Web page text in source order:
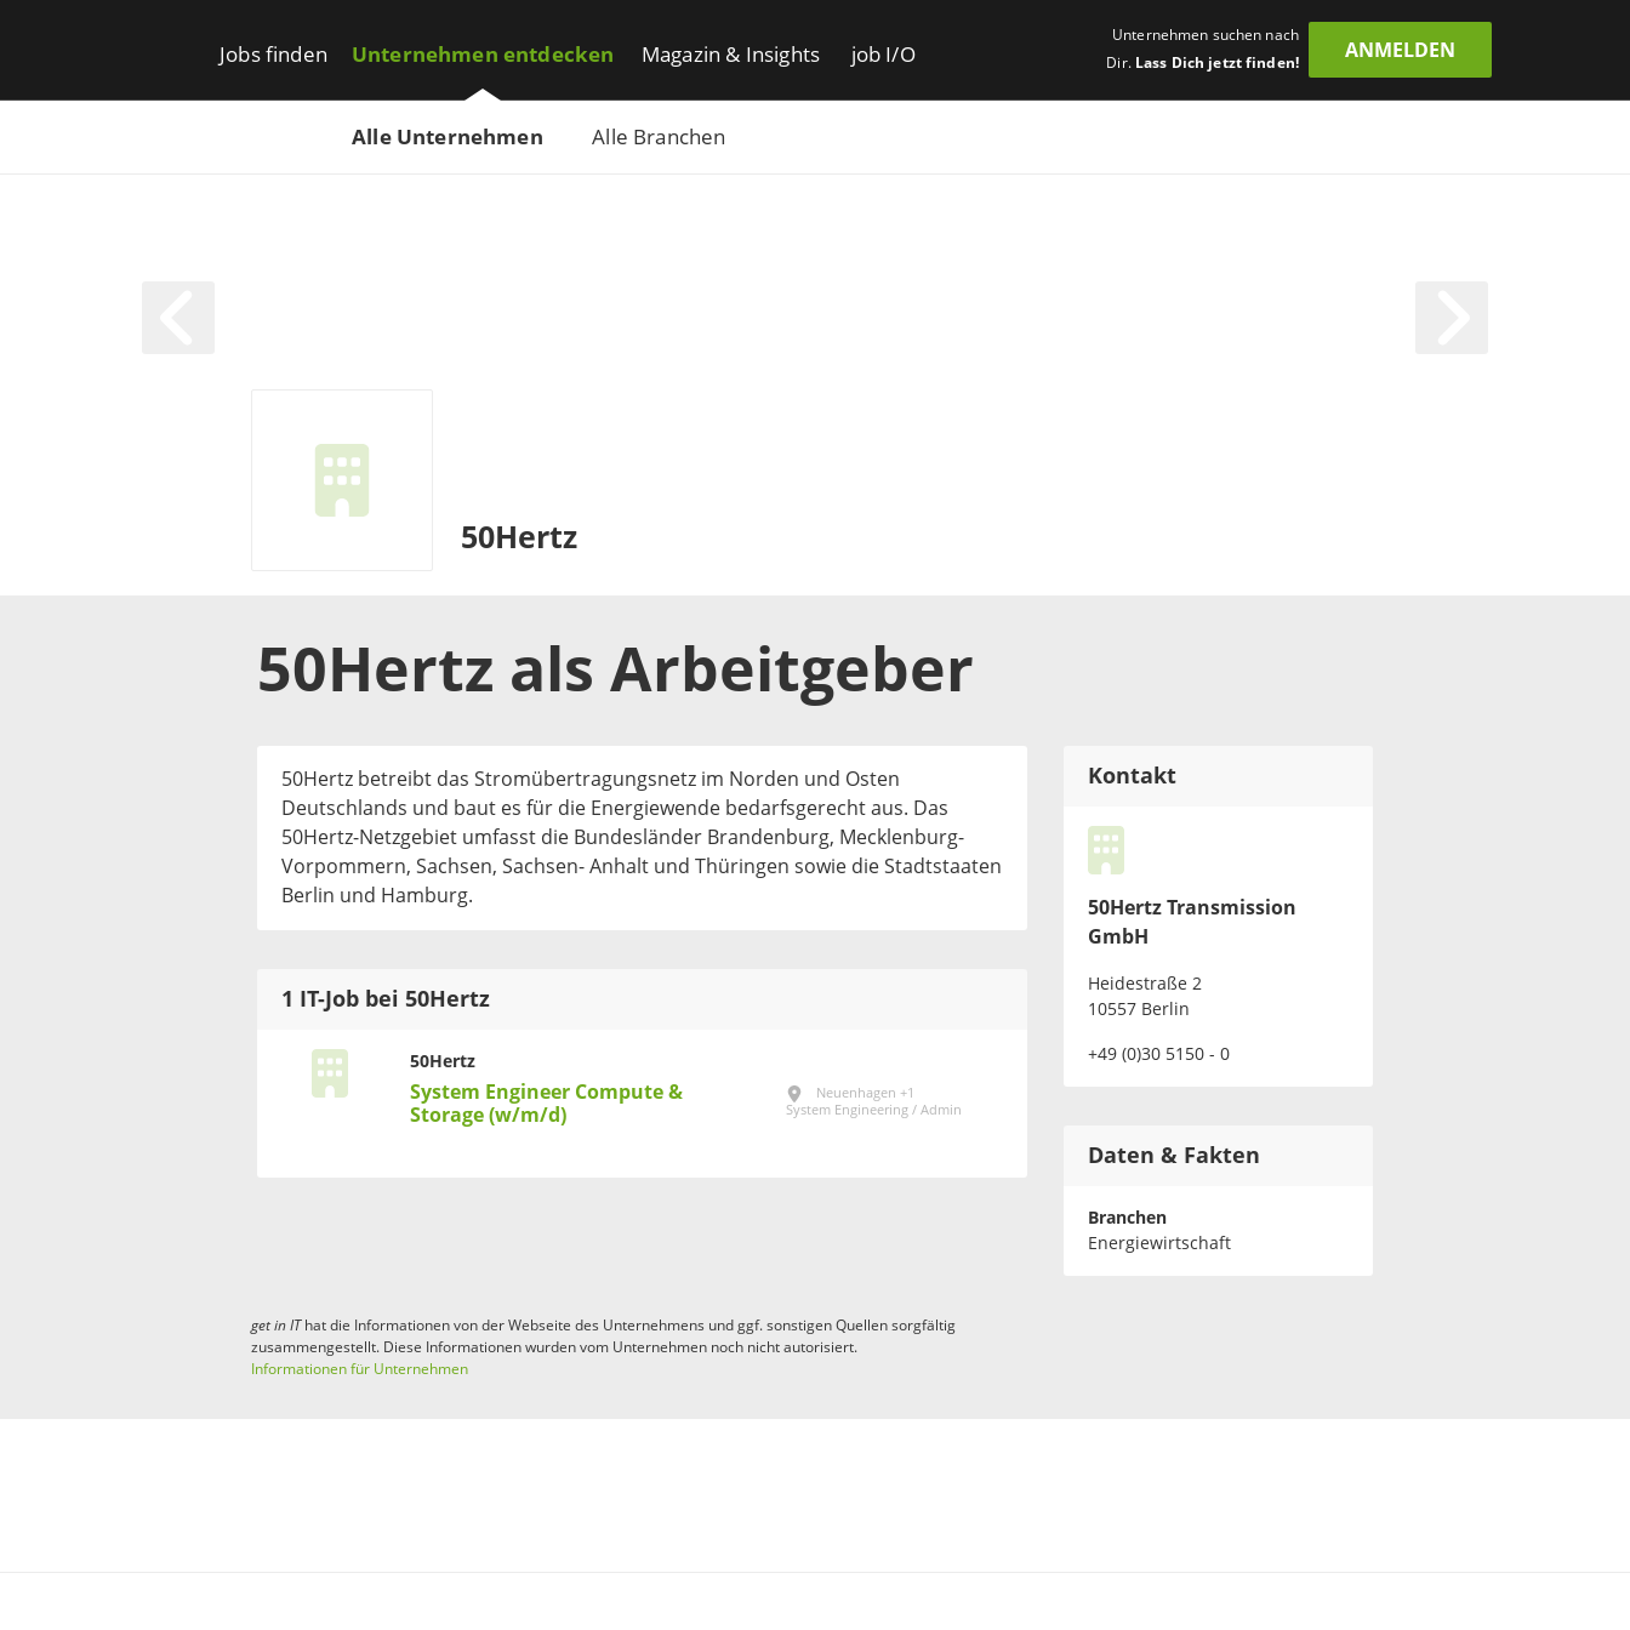
Jobs finden Unternehmen entdecken
Alle Unternehmen Alle Branchen
Magazin & Insights job I/O
Unternehmen suchen nach
Dir. Lass Dich jetzt finden!
ANMELDEN
50Hertz
50Hertz als Arbeitgeber
50Hertz betreibt das Stromübertragungsnetz im Norden und Osten
Deutschlands und baut es für die Energiewende bedarfsgerecht aus. Das
50Hertz-Netzgebiet umfasst die Bundesländer Brandenburg, Mecklenburg-
Vorpommern, Sachsen, Sachsen- Anhalt und Thüringen sowie die Stadtstaaten
Berlin und Hamburg.
1 IT-Job bei 50Hertz
50Hertz
System Engineer Compute &
Storage (w/m/d)
Neuenhagen +1
System Engineering / Admin
Kontakt
50Hertz Transmission
GmbH
Heidestraße 2
10557 Berlin
+49 (0)30 5150 - 0
Daten & Fakten
Branchen
Energiewirtschaft
get in IThat die Informationen von der Webseite des Unternehmens und ggf. sonstigen Quellen sorgfältig
zusammengestellt. Diese Informationen wurden vom Unternehmen noch nicht autorisiert.
Informationen für Unternehmen